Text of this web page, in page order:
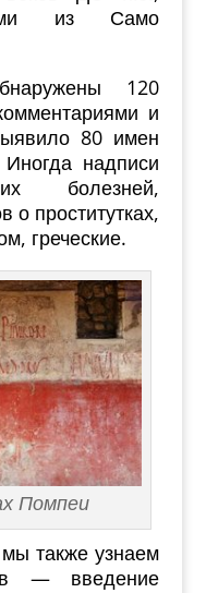
из Само
120
и
80 имен
Иногда надписи
болезней,
о проститутках,
греческие.
Помпеи
также узнаем
— введение